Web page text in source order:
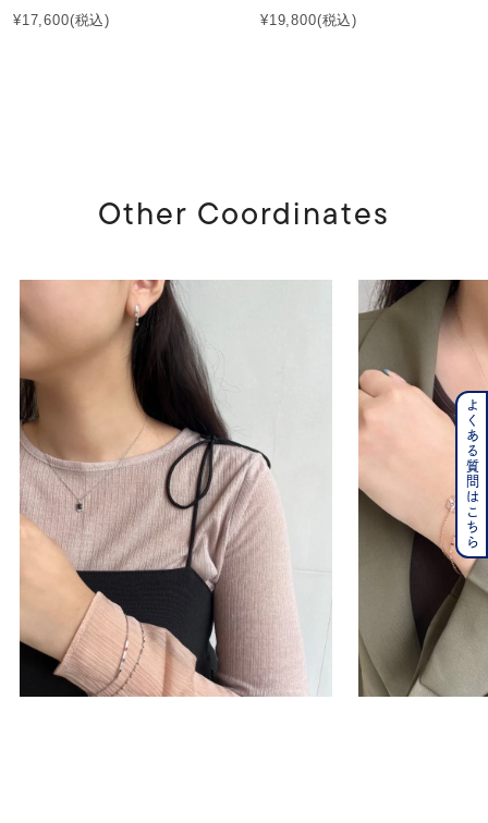
¥17,600(税込) ¥19,800(税込)
Other Coordinates
よくある質問はこちら